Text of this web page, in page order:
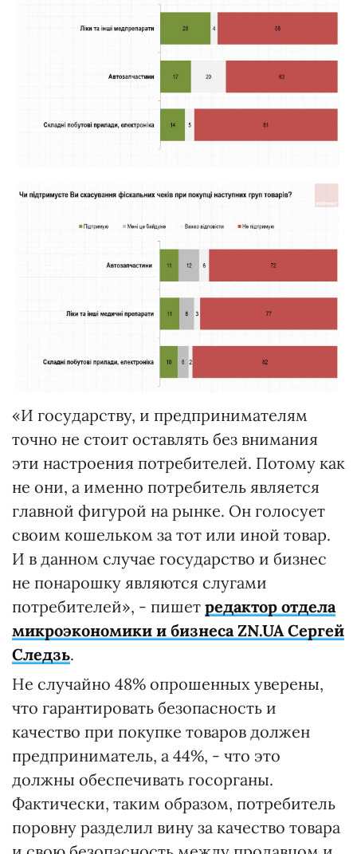
«И государству, и предпринимателям
точно не стоит оставлять без внимания
эти настроения потребителей. Потому как
не они, а именно потребитель является
главной фигурой на рынке. Он голосует
своим кошельком за тот или иной товар.
И в данном случае государство и бизнес
не понарошку являются слугами
потребителей», - пишет редактор отдела
микроэкономики и бизнеса ZN.UA Сергей
Следзь.
Не случайно 48% опрошенных уверены,
что гарантировать безопасность и
качество при покупке товаров должен
предприниматель, а 44%, - что это
должны обеспечивать госорганы.
Фактически, таким образом, потребитель
поровну разделил вину за качество товара